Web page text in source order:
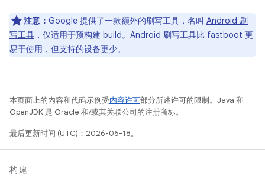
注意： Google 提供了一款额外的刷写工具，名叫 Android 刷
写工具 ，仅适用于预构建 build。Android 刷写工具比 fastboot 更
易于使用，但支持的设备更少。
本页面上的内容和代码示例受内容许可部分所述许可的限制。Java 和
OpenJDK 是 Oracle 和/或其关联公司的注册商标。
最后更新时间 (UTC)：2026-06-18。
构建